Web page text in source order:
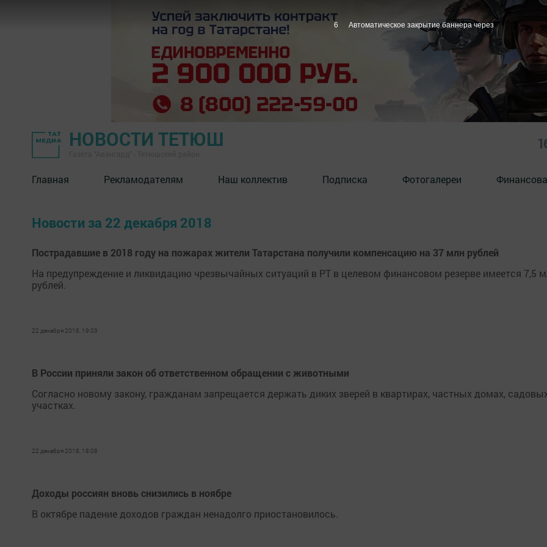
НОВОСТИ ТЕТЮШ
Главная Рекламодателям Наш коллектив Подписка Фотогалереи
Новости за 22 декабря 2018
Пострадавшие в 2018 году на пожарах жители Татарстана получили компенсацию на 37 млн рублей
На предупреждение и ликвидацию чрезвычайных ситуаций в РТ в целевом финансовом резерве имеется 7,5
рублей.
22 декабря 2018, 19:03
В России приняли закон об ответственном обращении с животными
Согласно новому закону, гражданам запрещается держать диких зверей в квартирах, частных домах,
участках.
22 декабря 2018, 18:08
Доходы россиян вновь снизились в ноябре
В октябре падение доходов граждан ненадолго приостановилось.
5 Автоматическое закрытие баннера через